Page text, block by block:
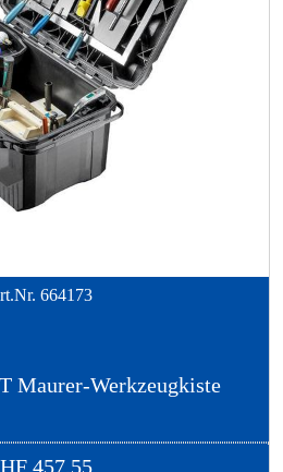
664173
Maurer-Werkzeugkiste
457.55